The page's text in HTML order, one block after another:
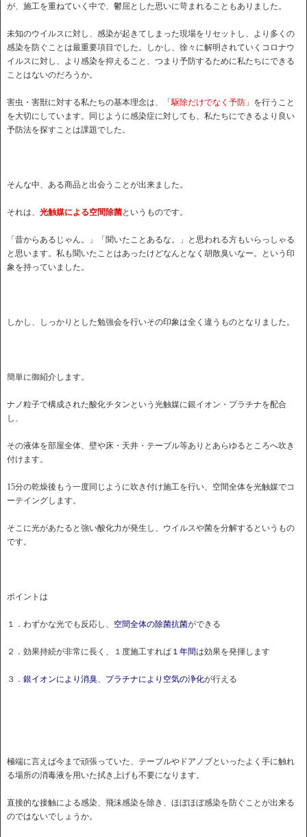
が、施工を重ねていく中で、鬱屈とした思いに苛まれることもありました。
未知のウイルスに対し、感染が起きてしまった現場をリセットし、より多くの
感染を防ぐことは最重要項目でした。しかし、徐々に解明されていくコロナウ
イルスに対し、より感染を抑えること、つまり予防するために私たちにできる
ことはないのだろうか。
害虫・害獣に対する私たちの基本理念は、「駆除だけでなく予防 」を行うこと
を大切にしています。同じように感染症に対しても、私たちにできるより良い
予防法を探すことは課題でした。
そんな中、ある商品と出会うことが出来ました。
それは、 光触媒による空間除菌というものです。
「昔からあるじゃん。」「聞いたことあるな。」と思われる方もいらっしゃる
と思います。私も聞いたことはあったけどなんとなく胡散臭いなー。という印
象を持っていました。
しかし、しっかりとした勉強会を行いその印象は全く違うものとなりました。
簡単に御紹介します。
ナノ粒子で構成された酸化チタンという光触媒に銀イオン・プラチナを配合
し、
その液体を部屋全体、壁や床・天井・テーブル等ありとあらゆるところへ吹き
付けます。
15分の乾燥後もう一度同じように吹き付け施工を行い、空間全体を光触媒でコ
ーテイングします。
そこに光があたると強い酸化力が発生し、ウイルスや菌を分解するというもの
です。
ポイントは
１．わずかな光でも反応し、 空間全体の除菌抗菌ができる
２．効果持続が非常に長く、１度施工すれば １年間は効果を発揮します
３． 銀イオンにより消臭、 プラチナにより空気の浄化が行える
極端に言えば今まで頑張っていた、テーブルやドアノブといったよく手に触れ
る場所の消毒液を用いた拭き上げも不要になります。
直接的な接触による感染、飛沫感染を除き、ほぼほぼ感染を防ぐことが出来る
のではないでしょうか。